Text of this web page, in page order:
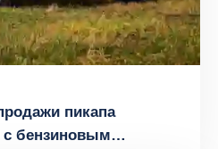
пикапа
с бензиновым